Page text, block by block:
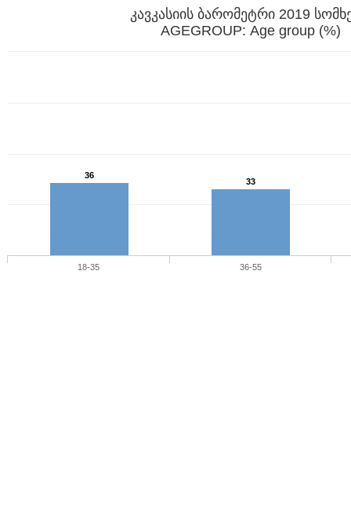
კავკასიის ბარომეტრი 2019
AGEGROUP: Age group (%)
36
33
18-35 36-55